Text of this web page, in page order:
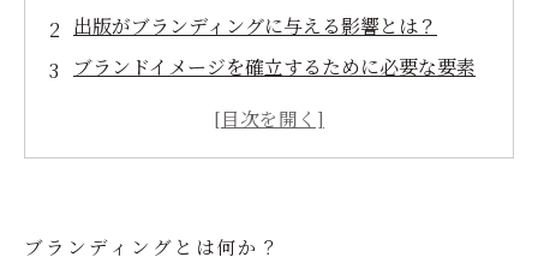
出版がブランディングに与える影響とは？
ブランドイメージを確立するために必要な要素
は？
ブランディングとは何か？